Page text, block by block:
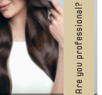
Are you professional?